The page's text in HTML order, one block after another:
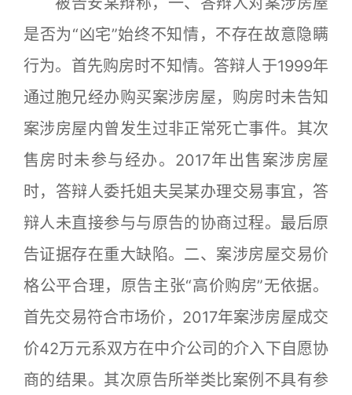
是否为“凶宅”始终不知情，不存在故意隐瞒
行为。首先购房时不知情。答辩人于1999年
通过胞兄经办购买案涉房屋，购房时未告知
案涉房屋内曾发生过非正常死亡事件。其次
售房时未参与经办。2017年出售案涉房屋
时，答辩人委托姐夫吴某办理交易事宜，答
辩人未直接参与与原告的协商过程。最后原
告证据存在重大缺陷。二、案涉房屋交易价
格公平合理，原告主张“高价购房”无依据。
首先交易符合市场价，2017年案涉房屋成交
价42万元系双方在中介公司的介入下自愿协
商的结果。其次原告所举类比案例不具有参